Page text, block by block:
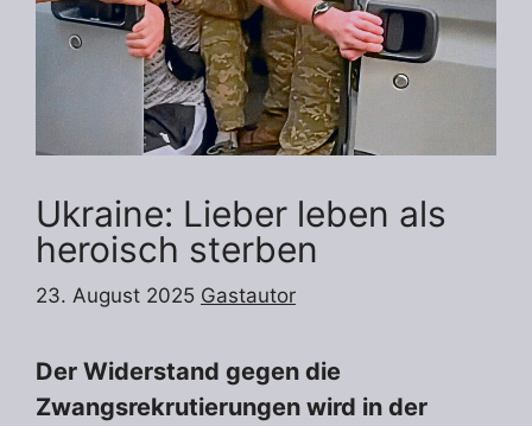
Ukraine: Lieber leben als
heroisch sterben
23. August 2025 Gastautor
Der Widerstand gegen die
Zwangsrekrutierungen wird in der